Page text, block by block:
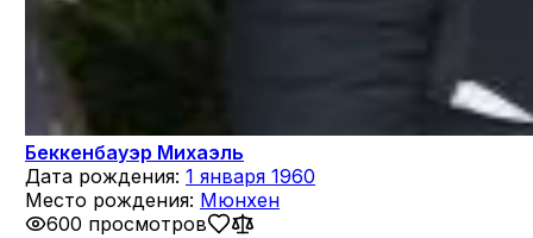
Беккенбауэр Михаэль
Дата рождения: 1 января 1960
Место рождения: Мюнхен
600 просмотров